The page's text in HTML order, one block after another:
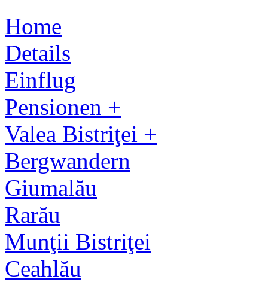
Home
Details
Einflug
Pensionen +
Valea Bistriţei +
Bergwandern
Giumalău
Rarău
Munţii Bistriţei
Ceahlău